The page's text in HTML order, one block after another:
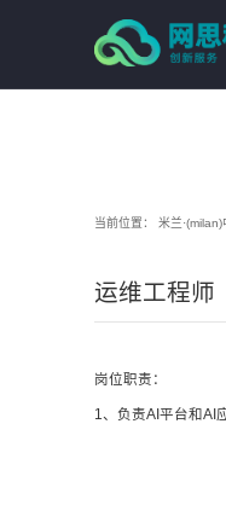
当前位置： 米兰·(milan)
运维工程师
岗位职责：
1、负责AI平台和AI